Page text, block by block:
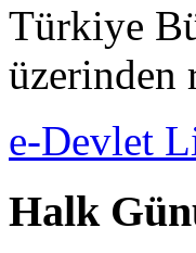
Türkiye
üzerinden
e-Devlet
Halk